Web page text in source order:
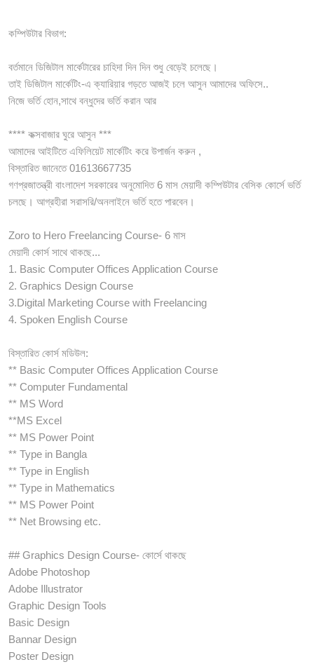
কম্পিউটার বিভাগ:
বর্তমানে ডিজিটাল মার্কেটারের চাহিদা দিন দিন শুধু বেড়েই চলেছে।
তাই ডিজিটাল মার্কেটিং-এ ক্যারিয়ার গড়তে আজই চলে আসুন আমাদের অফিসে..
নিজে ভর্তি হোন,সাথে বন্ধুদের ভর্তি করান আর
**** কক্সবাজার ঘুরে আসুন ***
আমাদের আইটিতে এফিলিয়েট মার্কেটিং করে উপার্জন করুন ,
বিস্তারিত জানেতে 01613667735
গণপ্রজাতন্ত্রী বাংলাদেশ সরকারের অনুমোদিত 6 মাস মেয়াদী কম্পিউটার বেসিক কোর্সে ভর্তি
চলছে। আগ্রহীরা সরাসরি/অনলাইনে ভর্তি হতে পারবেন।
Zoro to Hero Freelancing Course- 6 মাস
মেয়াদী কোর্স সাথে থাকছে...
1. Basic Computer Offices Application Course
2. Graphics Design Course
3.Digital Marketing Course with Freelancing
4. Spoken English Course
বিস্তারিত কোর্স মডিউল:
** Basic Computer Offices Application Course
** Computer Fundamental
** MS Word
**MS Excel
** MS Power Point
** Type in Bangla
** Type in English
** Type in Mathematics
** MS Power Point
** Net Browsing etc.
## Graphics Design Course- কোর্সে থাকছে
Adobe Photoshop
Adobe Illustrator
Graphic Design Tools
Basic Design
Bannar Design
Poster Design